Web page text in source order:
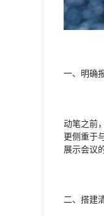
一、明确
动笔之前
更侧重于
展示会议
二、搭建